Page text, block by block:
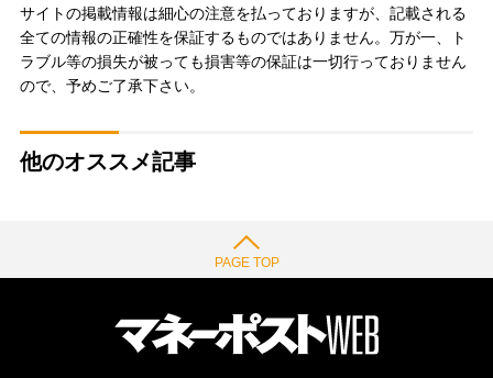
サイトの掲載情報は細心の注意を払っておりますが、記載される
全ての情報の正確性を保証するものではありません。万が一、ト
ラブル等の損失が被っても損害等の保証は一切行っておりません
ので、予めご了承下さい。
他のオススメ記事
PAGE TOP